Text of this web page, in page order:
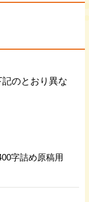
のとおり異な
字詰め原稿用